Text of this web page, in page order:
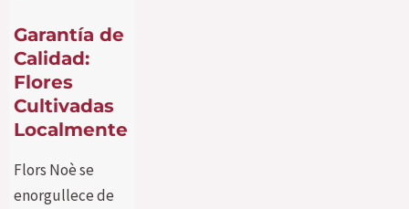
Garantía de
Calidad:
Flores
Cultivadas
Localmente
Flors Noè se
enorgullece de